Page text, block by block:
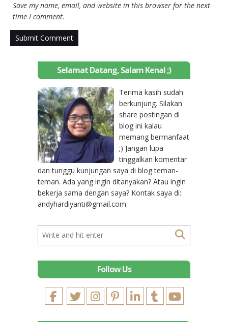
Save my name, email, and website in this browser for the next
time I comment.
Selamat Datang, Salam Kenal ;)
Terima kasih sudah
berkunjung. Silakan
share postingan di
blog ini kalau
memang bermanfaat
;) Jangan lupa
tinggalkan komentar
dan tunggu kunjungan saya di blog teman-
teman. Ada yang ingin ditanyakan? Atau ingin
bekerja sama dengan saya? Kontak saya di:
andyhardiyanti@gmail.com
Follow Us